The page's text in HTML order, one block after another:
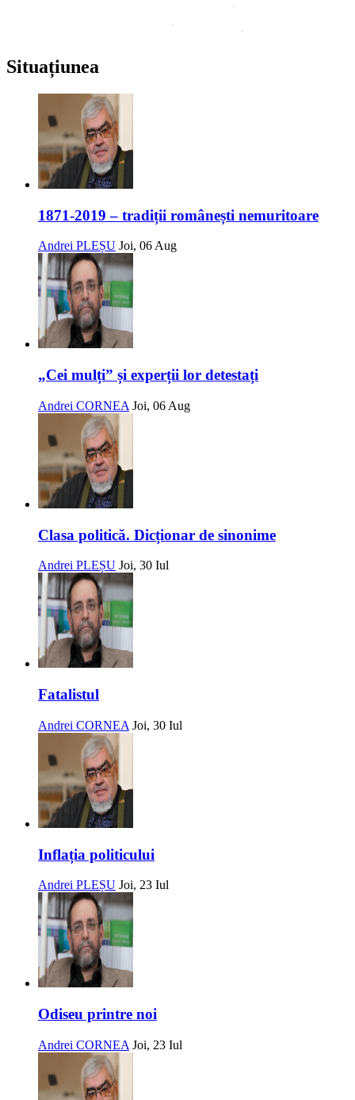
Situațiunea
1871-2019 – tradiții românești nemuritoare
Andrei PLEȘU Joi, 06 Aug
„Cei mulți” și experții lor detestați
Andrei CORNEA Joi, 06 Aug
Clasa politică. Dicționar de sinonime
Andrei PLEȘU Joi, 30 Iul
Fatalistul
Andrei CORNEA Joi, 30 Iul
Inflația politicului
Andrei PLEȘU Joi, 23 Iul
Odiseu printre noi
Andrei CORNEA Joi, 23 Iul